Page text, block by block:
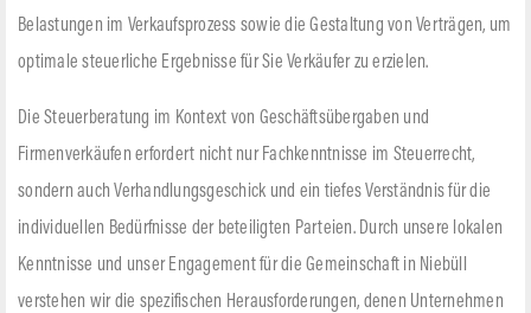
Belastungen im Verkaufsprozess sowie die Gestaltung von Verträgen, um
optimale steuerliche Ergebnisse für Sie Verkäufer zu erzielen.
Die Steuerberatung im Kontext von Geschäftsübergaben und
Firmenverkäufen erfordert nicht nur Fachkenntnisse im Steuerrecht,
sondern auch Verhandlungsgeschick und ein tiefes Verständnis für die
individuellen Bedürfnisse der beteiligten Parteien. Durch unsere lokalen
Kenntnisse und unser Engagement für die Gemeinschaft in Niebüll
verstehen wir die spezifischen Herausforderungen, denen Unternehmen